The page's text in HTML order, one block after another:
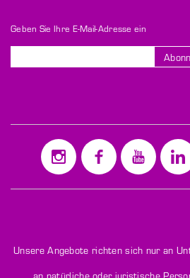
Geben Sie Ihre E-Mail-Adresse ein
für
Newsletter
Unsere Angebote richten sich nur an